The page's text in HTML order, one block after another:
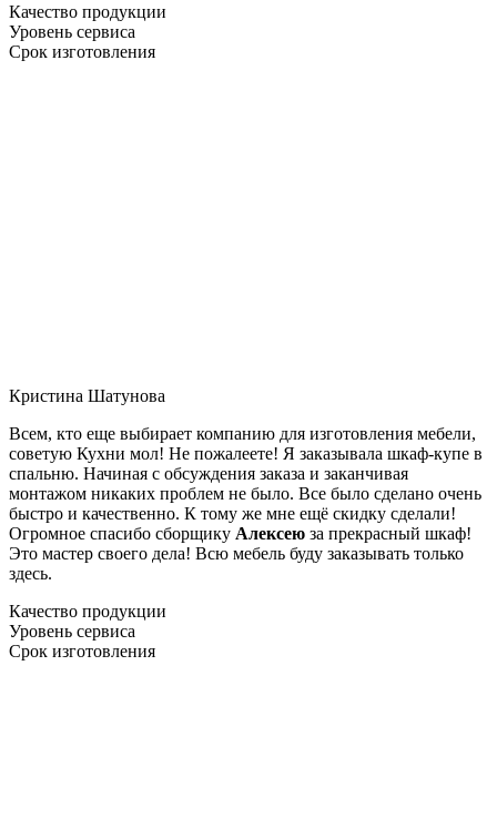
Качество продукции
Уровень сервиса
Срок изготовления
Кристина Шатунова
Всем, кто еще выбирает компанию для изготовления мебели,
советую Кухни мол! Не пожалеете! Я заказывала шкаф-купе в
спальню. Начиная с обсуждения заказа и заканчивая
монтажом никаких проблем не было. Все было сделано очень
быстро и качественно. К тому же мне ещё скидку сделали!
Огромное спасибо сборщику Алексею за прекрасный шкаф!
Это мастер своего дела! Всю мебель буду заказывать только
здесь.
Качество продукции
Уровень сервиса
Срок изготовления